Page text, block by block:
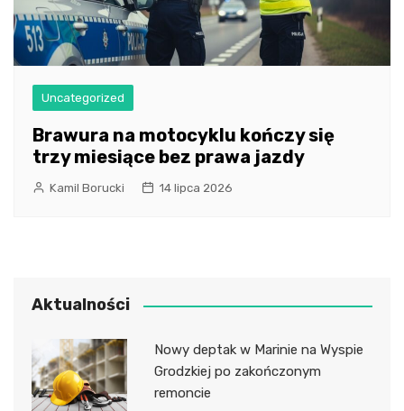
Uncategorized
Brawura na motocyklu kończy się
trzy miesiące bez prawa jazdy
Kamil Borucki 14 lipca 2026
Aktualności
Nowy deptak w Marinie na Wyspie
Grodzkiej po zakończonym
remoncie